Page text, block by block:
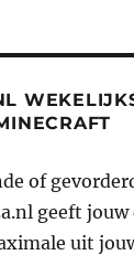
of
geeft jouw
uit